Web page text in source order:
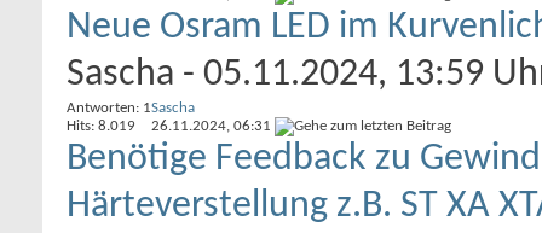
Neue Osram LED im
Sascha - 05.11.2024, 13:59
Antworten: 1
Hits: 8.019
Sascha
26.11.2024, 06:31
Benötige Feedback zu
Härteverstellung z.B. ST XA